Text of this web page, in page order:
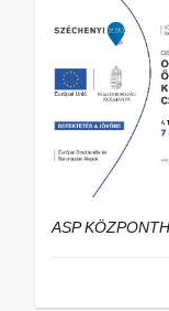
ASP